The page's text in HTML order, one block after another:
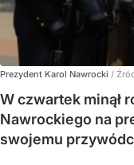
Prezydent Karol Nawrocki /
W czwartek minął
Nawrockiego na
swojemu